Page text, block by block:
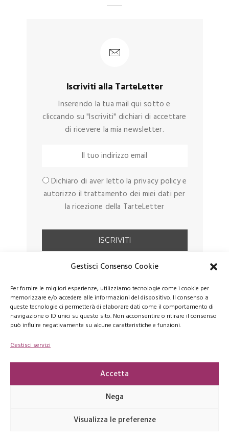
Gestisci Consenso Cookie
Per fornire le migliori esperienze, utilizziamo tecnologie come i cookie per
memorizzare e/o accedere alle informazioni del dispositivo. Il consenso a
queste tecnologie ci permetterà di elaborare dati come il comportamento di
navigazione o ID unici su questo sito. Non acconsentire o ritirare il consenso
può influire negativamente su alcune caratteristiche e funzioni.
Gestisci servizi
Accetta
Nega
Visualizza le preferenze
Iscriviti alla TarteLetter
Inserendo la tua mail qui sotto e
cliccando su "Iscriviti" dichiari di accettare
di ricevere la mia newsletter.
Dichiaro di aver letto la privacy policy e
autorizzo il trattamento dei miei dati per
la ricezione della TarteLetter
INSTAGRAM
Copyrights © 2026 latartemaison.it - E' vietata la riproduzione, anche
parziale, dei contenuti presenti su questo sito -